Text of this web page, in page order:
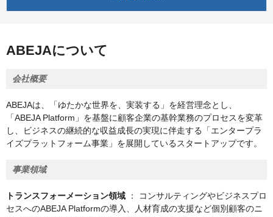
ABEJAについて
会社概要
ABEJAは、「ゆたかな世界を、実装する」を経営理念とし、
「ABEJA Platform」を基盤に顧客企業の基幹業務のプロセスを変革
し、ビジネスの継続的な収益成長の実現に伴走する「エンタープラ
イズプラットフォーム事業」を展開しているスタートアップです。
事業領域
トランスフォーメーション領域 ： コンサルティングやビジネスプロ
セスへのABEJA Platformの導入、人材育成の支援など個別顧客のニ